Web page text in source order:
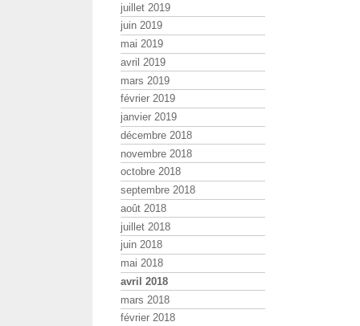
juillet 2019
juin 2019
mai 2019
avril 2019
mars 2019
février 2019
janvier 2019
décembre 2018
novembre 2018
octobre 2018
septembre 2018
août 2018
juillet 2018
juin 2018
mai 2018
avril 2018
mars 2018
février 2018